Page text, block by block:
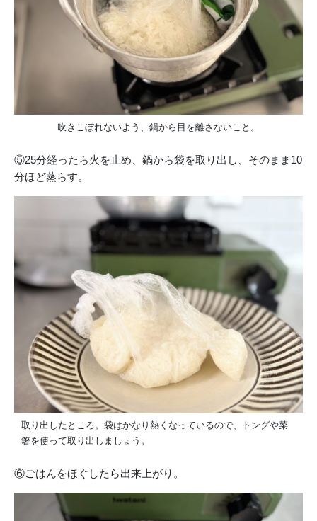
吹きこぼれないよう、鍋から目を離さないこと。
⑤25分経ったら火を止め、鍋から袋を取り出し、そのまま10
分ほど蒸らす。
取り出したところ。袋はかなり熱くなっているので、トングや菜
箸を使って取り出しましょう。
⑥ごはんをほぐしたら出来上がり。